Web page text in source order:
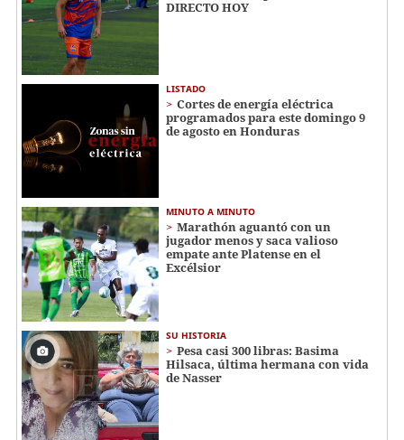
DIRECTO HOY
LISTADO
Cortes de energía eléctrica
programados para este domingo 9
de agosto en Honduras
MINUTO A MINUTO
Marathón aguantó con un
jugador menos y saca valioso
empate ante Platense en el
Excélsior
SU HISTORIA
Pesa casi 300 libras: Basima
Hilsaca, última hermana con vida
de Nasser